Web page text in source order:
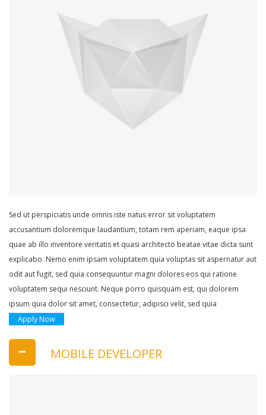
Sed ut perspiciatis unde omnis iste natus error sit voluptatem
accusantium doloremque laudantium, totam rem aperiam, eaque ipsa
quae ab illo inventore veritatis et quasi architecto beatae vitae dicta sunt
explicabo. Nemo enim ipsam voluptatem quia voluptas sit aspernatur aut
odit aut fugit, sed quia consequuntur magni dolores eos qui ratione
voluptatem sequi nesciunt. Neque porro quisquam est, qui dolorem
ipsum quia dolor sit amet, consectetur, adipisci velit, sed quia
Apply Now
MOBILE DEVELOPER